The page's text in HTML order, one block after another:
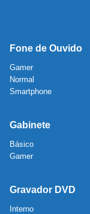
Fone de Ouvido
Gamer
Normal
Smartphone
Gabinete
Básico
Gamer
Gravador DVD
Interno